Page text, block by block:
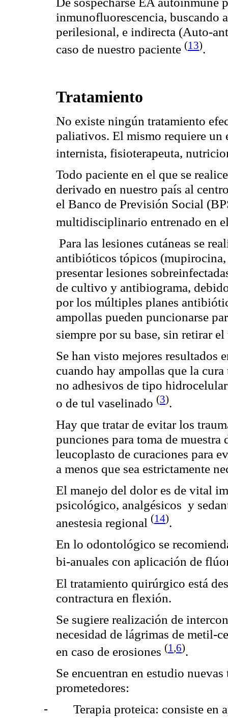
inmunofluorescencia, buscando
perilesional, e indirecta (Auto-
caso de nuestro paciente (13).
Tratamiento
No existe ningún tratamiento
paliativos. El mismo requiere
internista, fisioterapeuta,
Todo paciente en el que se
derivado en nuestro país al
el Banco de Previsión Social
multidisciplinario entrenado en
Para las lesiones cutáneas se
antibióticos tópicos (mupirocina
presentar lesiones
de cultivo y antibiograma,
por los múltiples planes
ampollas pueden puncionarse
siempre por su base, sin retirar
Se han visto mejores resultados
cuando hay ampollas que la
no adhesivos de tipo
o de tul vaselinado (3).
Hay que tratar de evitar los
punciones para toma de
leucoplasto de curaciones para
a menos que sea estrictamente
El manejo del dolor es de vital
psicológico, analgésicos y
anestesia regional (14).
En lo odontológico se
bi-anuales con aplicación de
El tratamiento quirúrgico está
contractura en flexión.
Se sugiere realización de
necesidad de lágrimas de metil-
en caso de erosiones (1 ,6).
Se encuentran en estudio
prometedores:
-
Terapia proteica: consiste en